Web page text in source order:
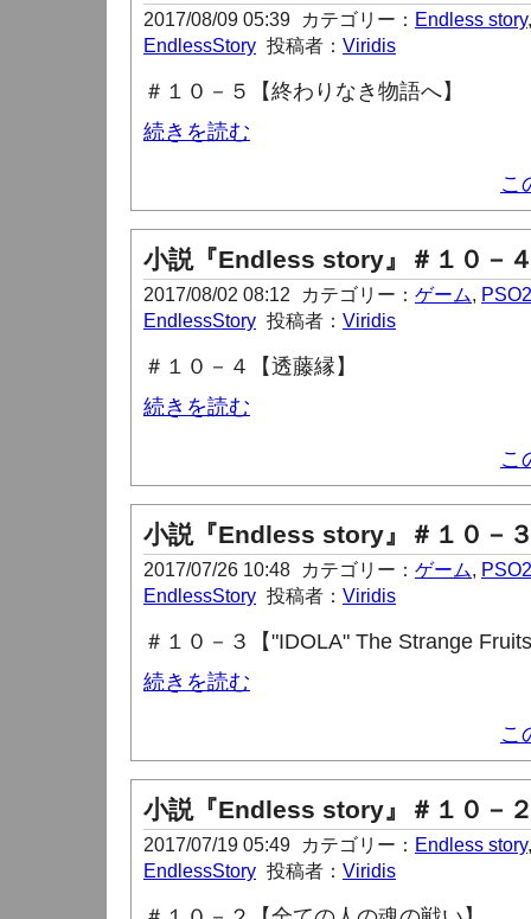
2017/08/09 05:39 カテゴリー： Endless story
EndlessStory 投稿者： Viridis
＃１０－５【終わりなき物語へ】
続きを読む
こ
小説『Endless story』＃１０－
2017/08/02 08:12 カテゴリー： ゲーム, PSO2
EndlessStory 投稿者： Viridis
＃１０－４【透藤縁】
続きを読む
こ
小説『Endless story』＃１０－
2017/07/26 10:48 カテゴリー： ゲーム, PSO2
EndlessStory 投稿者： Viridis
＃１０－３【"IDOLA" The Strange
続きを読む
こ
小説『Endless story』＃１０－
2017/07/19 05:49 カテゴリー： Endless story
EndlessStory 投稿者： Viridis